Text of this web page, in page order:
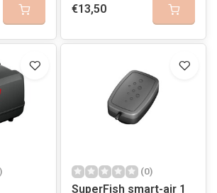
€13,50
(0)
SuperFish smart-air 1